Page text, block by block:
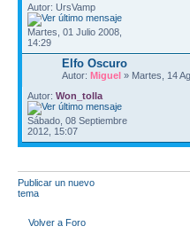
Autor: UrsVamp
Martes, 01 Julio 2008,
14:29
Elfo Oscuro
Autor: Miguel » Martes, 14
Autor: Won_tolla
Sábado, 08 Septiembre
2012, 15:07
Publicar un nuevo
tema
Volver a Foro